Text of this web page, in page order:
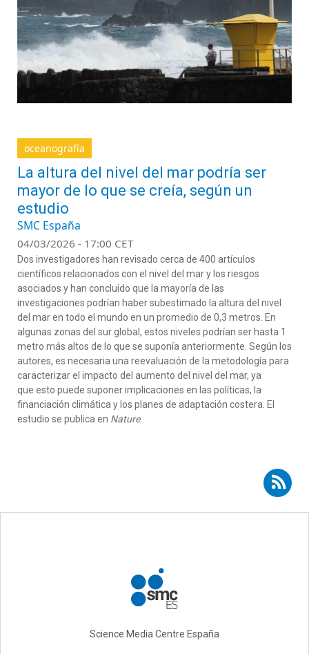
oceanografía
La altura del nivel del mar podría ser
mayor de lo que se creía, según un
estudio
SMC España
04/03/2026 - 17:00 CET
Dos investigadores han revisado cerca de 400 artículos
científicos relacionados con el nivel del mar y los riesgos
asociados y han concluido que la mayoría de las
investigaciones podrían haber subestimado la altura del nivel
del mar en todo el mundo en un promedio de 0,3 metros. En
algunas zonas del sur global, estos niveles podrían ser hasta 1
metro más altos de lo que se suponía anteriormente. Según los
autores, es necesaria una reevaluación de la metodología para
caracterizar el impacto del aumento del nivel del mar, ya
que esto puede suponer implicaciones en las políticas, la
financiación climática y los planes de adaptación costera. El
estudio se publica en Nature.
Suscribirse a RSS - Bill Hare
Science Media Centre España